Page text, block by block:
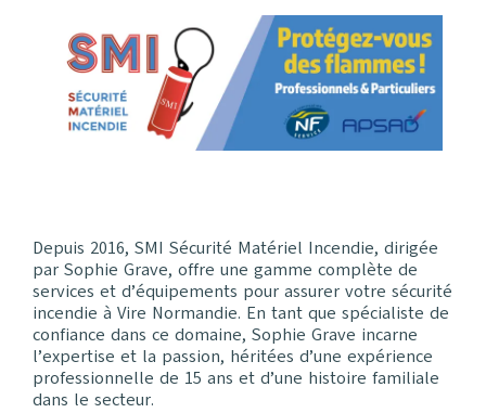
Depuis 2016, SMI Sécurité Matériel Incendie, dirigée
par Sophie Grave, offre une gamme complète de
services et d’équipements pour assurer votre sécurité
incendie à Vire Normandie. En tant que spécialiste de
confiance dans ce domaine, Sophie Grave incarne
l’expertise et la passion, héritées d’une expérience
professionnelle de 15 ans et d’une histoire familiale
dans le secteur.